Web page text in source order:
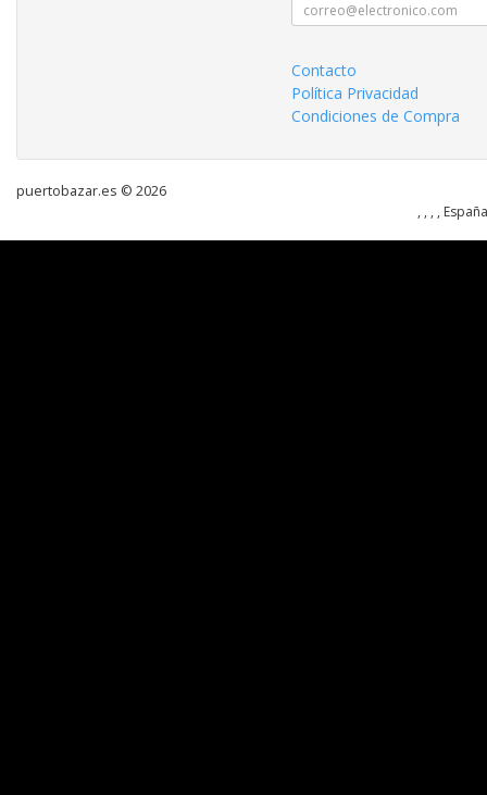
Contacto
Política Privacidad
Condiciones de Compra
puertobazar.es © 2026
, , , ,